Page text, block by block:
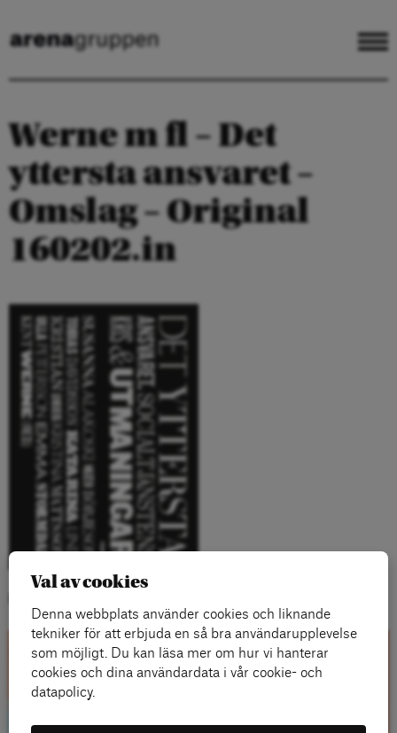
Werne m fl – Det
yttersta ansvaret –
Omslag – Original
160202.in
Kontakta oss
Val av cookies
Denna webbplats använder cookies och liknande
tekniker för att erbjuda en så bra användarupplevelse
som möjligt. Du kan läsa mer om hur vi hanterar
cookies och dina användardata i vår cookie- och
datapolicy.